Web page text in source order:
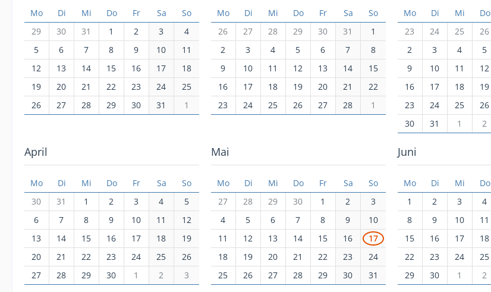
Mo Di Mi Do Fr Sa
So
29
30 31 1 2 3
4
5
6 7 8 9 10
11
12
13 14 15 16 17
18
19
20 21 22 23 24
25
26
27 28 29 30 31 1
Mo Di Mi Do Fr Sa
So
26
27 28 29 30 31
1
2
3 4 5 6 7
8
9
10 11 12 13 14
15
16
17 18 19 20 21
22
23
24 25 26 27 28 1
Mo Di Mi Do
23
24 25 26
2
3 4 5
9
10 11 12
16
17 18 19
23
24 25 26
30
31 1 2
April
Mo Di Mi Do Fr Sa
So
30
31 1 2 3 4
5
6
7 8 9 10 11
12
13
14 15 16 17 18
19
20
21 22 23 24 25
26
27
28 29 30 1 2 3
Mai
Mo Di Mi Do Fr Sa
So
27
28 29 30 1 2
3
4
5 6 7 8 9
10
11
12 13 14 15 16
17
18
19 20 21 22 23
24
25
26 27 28 29 30 31
Juni
Mo Di Mi Do
1
2 3 4
8
9 10 11
15
16 17 18
22
23 24 25
29
30 1 2